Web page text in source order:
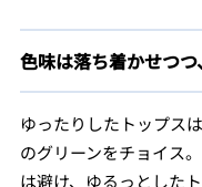
色味は落ち着かせつ
ゆったりしたトップス
のグリーンをチョイス
は避け、ゆるっとした